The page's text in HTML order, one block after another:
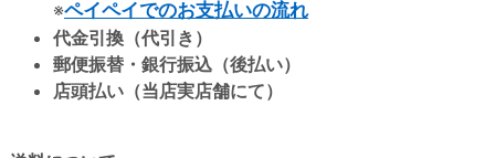
※ペイペイでのお支払いの流れ
代金引換（代引き）
郵便振替・銀行振込（後払い）
店頭払い（当店実店舗にて）